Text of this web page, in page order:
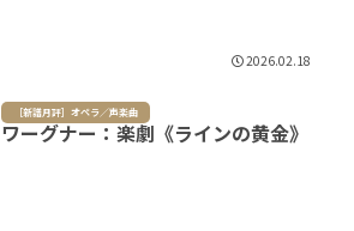
2026.02.18
［新譜月評］オペラ／声楽曲
ワーグナー：楽劇《ラインの黄金》